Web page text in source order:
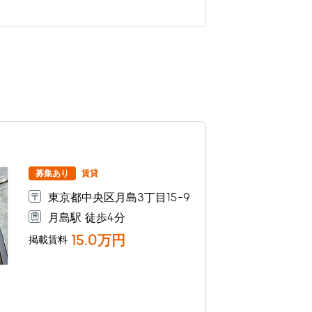
募集あり 賃貸
東京都中央区月島3丁目15-9
月島駅 徒歩4分
掲載賃料 15.0万円